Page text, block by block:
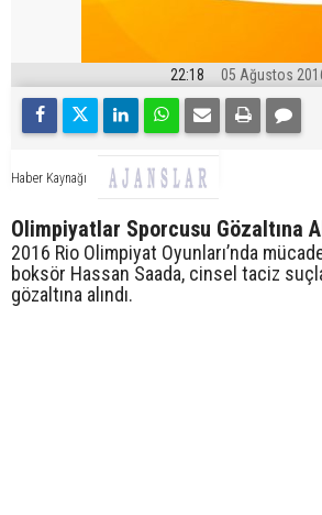
22:18 05 Ağustos
Haber Kaynağı
Olimpiyatlar Sporcusu Gözaltına
2016 Rio Olimpiyat Oyunları’nda
boksör Hassan Saada, cinsel taciz
gözaltına alındı.